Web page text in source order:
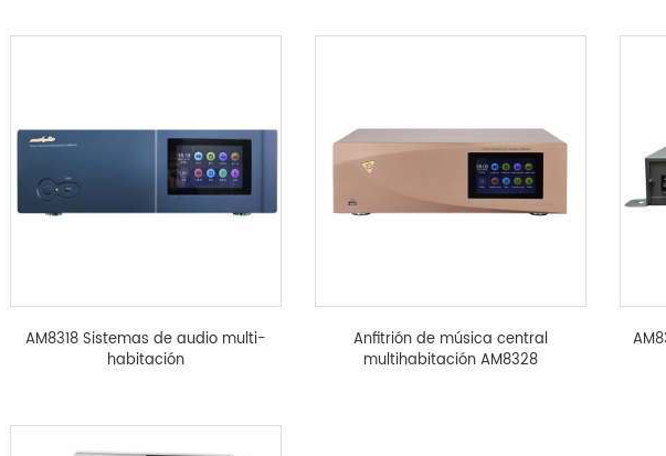
AM8318 Sistemas de audio multi-
habitación
Anfitrión de música central
multihabitación AM8328